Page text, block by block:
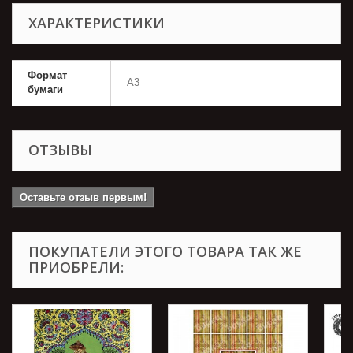
ХАРАКТЕРИСТИКИ
Формат
бумаги
А3
ОТЗЫВЫ
Оставьте отзыв первым!
ПОКУПАТЕЛИ ЭТОГО ТОВАРА ТАК ЖЕ
ПРИОБРЕЛИ: